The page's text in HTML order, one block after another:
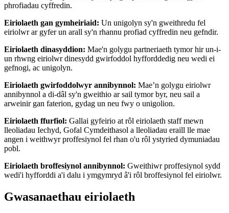
phrofiadau cyffredin.
Eiriolaeth gan gymheiriaid: Un unigolyn sy'n gweithredu fel
eiriolwr ar gyfer un arall sy'n rhannu profiad cyffredin neu gefndir.
Eiriolaeth dinasyddion: Mae'n golygu partneriaeth tymor hir un-i-
un rhwng eiriolwr dinesydd gwirfoddol hyfforddedig neu wedi ei
gefnogi, ac unigolyn.
Eiriolaeth gwirfoddolwyr annibynnol: Mae’n golygu eiriolwr
annibynnol a di-dâl sy'n gweithio ar sail tymor byr, neu sail a
arweinir gan faterion, gydag un neu fwy o unigolion.
Eiriolaeth ffurfiol: Gallai gyfeirio at rôl eiriolaeth staff mewn
lleoliadau Iechyd, Gofal Cymdeithasol a lleoliadau eraill lle mae
angen i weithwyr proffesiynol fel rhan o'u rôl ystyried dymuniadau
pobl.
Eiriolaeth broffesiynol annibynnol: Gweithiwr proffesiynol sydd
wedi'i hyfforddi a'i dalu i ymgymryd â'i rôl broffesiynol fel eiriolwr.
Gwasanaethau eiriolaeth